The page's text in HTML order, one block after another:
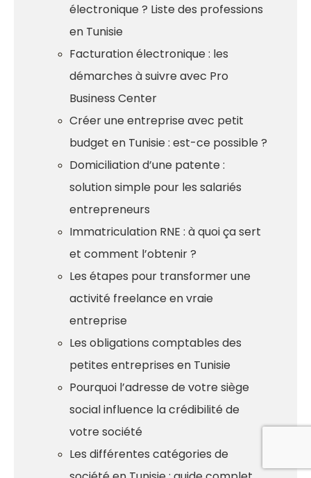
électronique ? Liste des professions
en Tunisie
Facturation électronique : les
démarches à suivre avec Pro
Business Center
Créer une entreprise avec petit
budget en Tunisie : est-ce possible ?
Domiciliation d’une patente :
solution simple pour les salariés
entrepreneurs
Immatriculation RNE : à quoi ça sert
et comment l’obtenir ?
Les étapes pour transformer une
activité freelance en vraie
entreprise
Les obligations comptables des
petites entreprises en Tunisie
Pourquoi l’adresse de votre siège
social influence la crédibilité de
votre société
Les différentes catégories de